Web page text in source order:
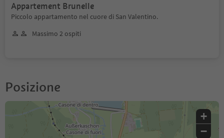
Appartement Brunelle
Piccolo appartamento nel cuore di San Valentino.
Massimo 2 ospiti
Posizione
+
−